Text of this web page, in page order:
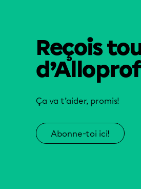
Reçois
Ça va t’aider, promis!
Abonne-toi ici!